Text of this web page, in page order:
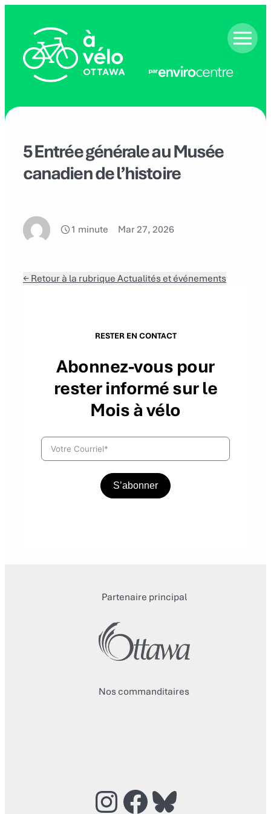
contenu
5 Entrée générale au Musée
canadien de l’histoire
1 minute Mar 27, 2026
← Retour à la rubrique Actualités et événements
RESTER EN CONTACT
Abonnez-vous pour
rester informé sur le
Mois à vélo
S’abonner
Partenaire principal
Nos commanditaires
Instagram
Facebook
Bluesky